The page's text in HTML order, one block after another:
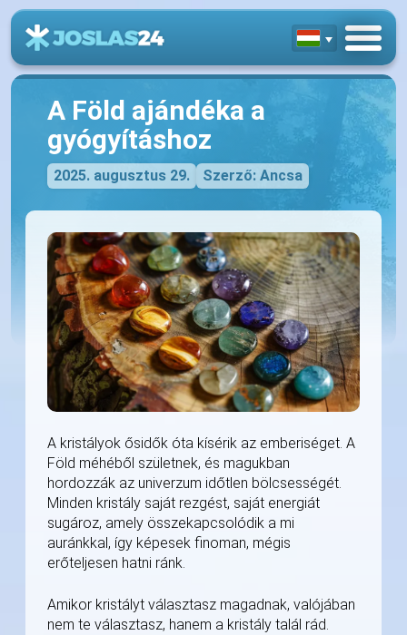
A Föld ajándéka a
gyógyításhoz
2025. augusztus 29. Szerző: Ancsa
A kristályok ősidők óta kísérik az emberiséget. A
Föld méhéből születnek, és magukban
hordozzák az univerzum időtlen bölcsességét.
Minden kristály saját rezgést, saját energiát
sugároz, amely összekapcsolódik a mi
auránkkal, így képesek finoman, mégis
erőteljesen hatni ránk.
Amikor kristályt választasz magadnak, valójában
nem te választasz, hanem a kristály talál rád.